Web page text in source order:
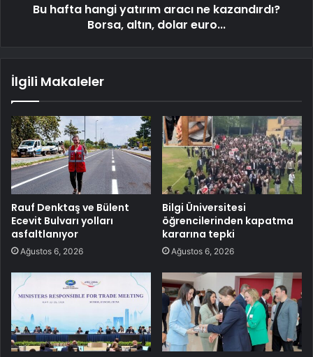
Bu hafta hangi yatırım aracı ne kazandırdı?
Borsa, altın, dolar euro...
İlgili Makaleler
Rauf Denktaş ve Bülent
Ecevit Bulvarı yolları
asfaltlanıyor
Ağustos 6, 2026
Bilgi Üniversitesi
öğrencilerinden kapatma
kararına tepki
Ağustos 6, 2026